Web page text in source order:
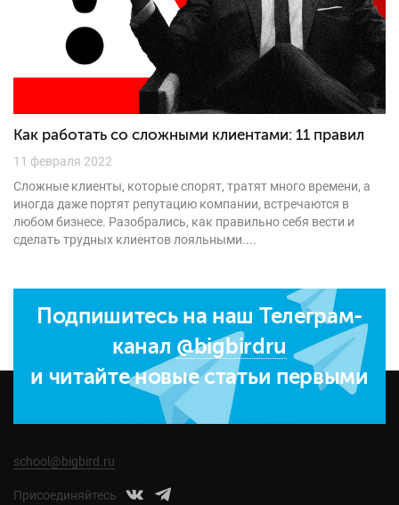
Как работать со сложными клиентами: 11 правил
11 февраля 2022
Сложные клиенты, которые спорят, тратят много времени, а
иногда даже портят репутацию компании, встречаются в
любом бизнесе. Разобрались, как правильно себя вести и
сделать трудных клиентов лояльными....
Подпишитесь на наш Телеграм-
канал @bigbirdru
и читайте новые статьи первыми
school@bigbird.ru
Присоединяйтесь